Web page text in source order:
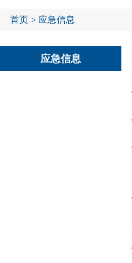
首页 > 应急信息
应急信息